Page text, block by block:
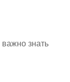
знать